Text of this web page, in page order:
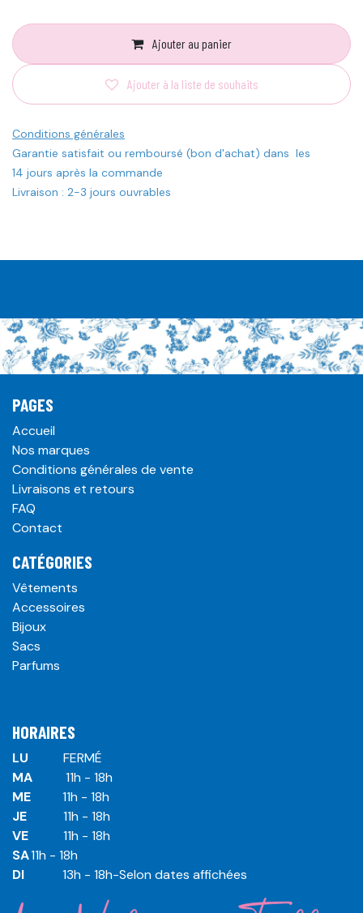
Ajouter au panier
Ajouter à la liste de souhaits
Conditions générales
Garantie satisfait ou remboursé (bon d'achat) dans les
14 jours après la commande
Livraison : 2-3 jours ouvrables
PAGES
Accueil
Nos marques
Conditions générales de vente
Livraisons et retours
FAQ
Contact
CATÉGORIES
Vêtements
Accessoires
Bijoux
Sacs
Parfums
HORAIRES
LU
​ ​FERMÉ
MA
​11h - 18h
ME
​11h - 18h
JE
​​11h - 18h
VE
​​​11h - 18h
SA​​​11h - 18h
DI
​​​ 13h - 18h-Selon dates affichées